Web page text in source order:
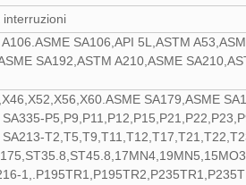
interruzioni
SA106,API 5L,ASTM
SA192,ASTM A210,ASME
SA179,ASME
SA335-
SA213-